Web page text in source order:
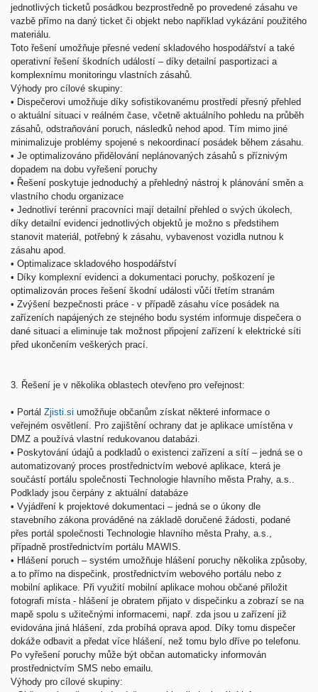
jednotlivých ticketů posádkou bezprostředně po provedené zásahu ve
vazbě přímo na daný ticket či objekt nebo například vykázání použitého
materiálu.
Toto řešení umožňuje přesné vedení skladového hospodářství a také
operativní řešení škodních událostí – díky detailní pasportizaci a
komplexnímu monitoringu vlastních zásahů.
Výhody pro cílové skupiny:
• Dispečerovi umožňuje díky sofistikovanému prostředí přesný přehled
o aktuální situaci v reálném čase, včetně aktuálního pohledu na průběh
zásahů, odstraňování poruch, následků nehod apod. Tím mimo jiné
minimalizuje problémy spojené s nekoordinací posádek během zásahu.
• Je optimalizováno přidělování neplánovaných zásahů s příznivým
dopadem na dobu vyřešení poruchy
• Řešení poskytuje jednoduchý a přehledný nástroj k plánování směn a
vlastního chodu organizace
• Jednotliví terénní pracovníci mají detailní přehled o svých úkolech,
díky detailní evidenci jednotlivých objektů je možno s předstihem
stanovit materiál, potřebný k zásahu, vybavenost vozidla nutnou k
zásahu apod.
• Optimalizace skladového hospodářství
• Díky komplexní evidenci a dokumentaci poruchy, poškození je
optimalizován proces řešení škodní události vůči třetím stranám
• Zvýšení bezpečnosti práce - v případě zásahu více posádek na
zařízeních napájených ze stejného bodu systém informuje dispečera o
dané situaci a eliminuje tak možnost připojení zařízení k elektrické síti
před ukončením veškerých prací.
3. Řešení je v několika oblastech otevřeno pro veřejnost:
• Portál Zjisti.si umožňuje občanům získat některé informace o
veřejném osvětlení. Pro zajištění ochrany dat je aplikace umístěna v
DMZ a používá vlastní redukovanou databázi.
• Poskytování údajů a podkladů o existenci zařízení a sítí – jedná se o
automatizovaný proces prostřednictvím webové aplikace, která je
součástí portálu společnosti Technologie hlavního města Prahy, a.s..
Podklady jsou čerpány z aktuální databáze
• Vyjádření k projektové dokumentaci – jedná se o úkony dle
stavebního zákona prováděné na základě doručené žádosti, podané
přes portál společnosti Technologie hlavního města Prahy, a.s.,
případně prostřednictvím portálu MAWIS.
• Hlášení poruch – systém umožňuje hlášení poruchy několika způsoby,
a to přímo na dispečink, prostřednictvím webového portálu nebo z
mobilní aplikace. Při využití mobilní aplikace mohou občané přiložit
fotografi místa - hlášení je obratem přijato v dispečinku a zobrazí se na
mapě spolu s užitečnými informacemi, např. zda jsou u zařízení již
evidována jiná hlášení, zda probíhá oprava apod. Díky tomu dispečer
dokáže odbavit a předat více hlášení, než tomu bylo dříve po telefonu.
Po vyřešení poruchy může být občan automaticky informován
prostřednictvím SMS nebo emailu.
Výhody pro cílové skupiny: